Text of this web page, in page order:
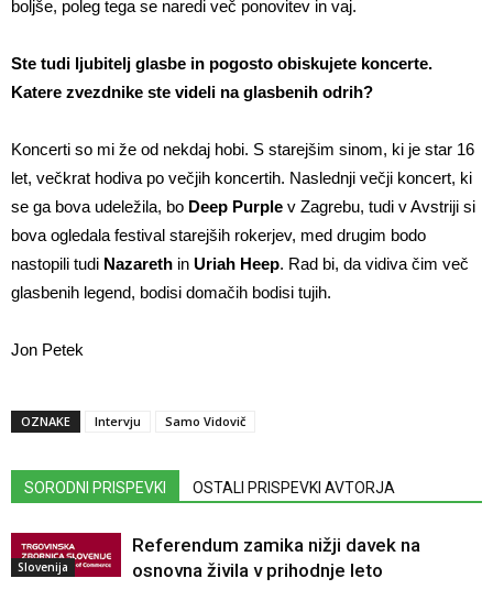
boljše, poleg tega se naredi več ponovitev in vaj.
Ste tudi ljubitelj glasbe in pogosto obiskujete koncerte.
Katere zvezdnike ste videli na glasbenih odrih?
Koncerti so mi že od nekdaj hobi. S starejšim sinom, ki je star 16
let, večkrat hodiva po večjih koncertih. Naslednji večji koncert, ki
se ga bova udeležila, bo Deep Purple v Zagrebu, tudi v Avstriji si
bova ogledala festival starejših rokerjev, med drugim bodo
nastopili tudi Nazareth in Uriah Heep. Rad bi, da vidiva čim več
glasbenih legend, bodisi domačih bodisi tujih.
Jon Petek
OZNAKE Intervju Samo Vidovič
SORODNI PRISPEVKI OSTALI PRISPEVKI AVTORJA
Slovenija
Referendum zamika nižji davek na
osnovna živila v prihodnje leto